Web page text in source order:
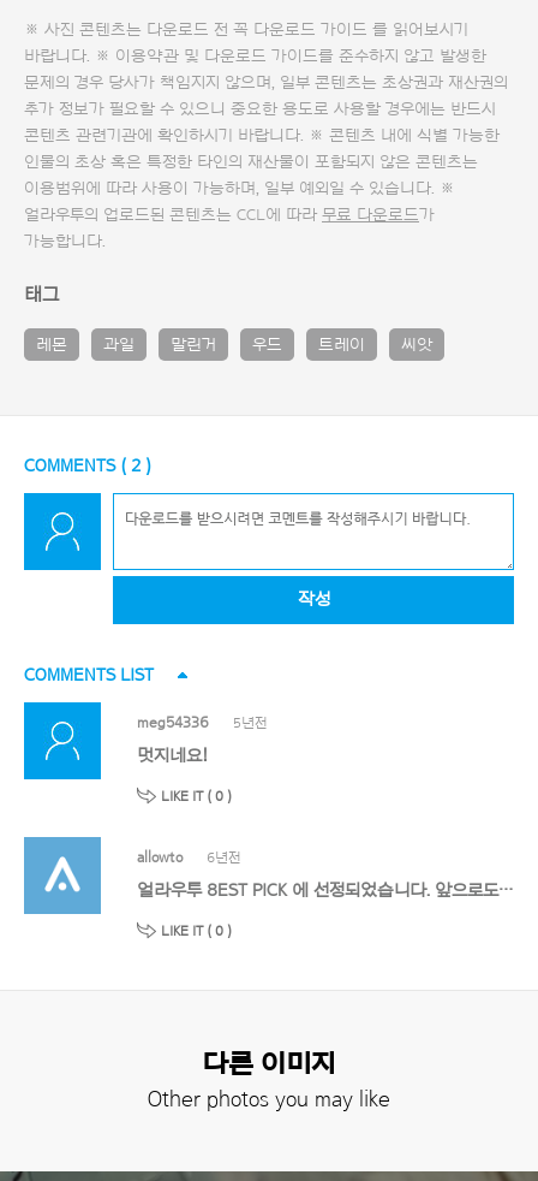
※ 사진 콘텐츠는 다운로드 전 꼭 다운로드 가이드 를 읽어보시기
바랍니다. ※ 이용약관 및 다운로드 가이드를 준수하지 않고 발생한
문제의 경우 당사가 책임지지 않으며, 일부 콘텐츠는 초상권과 재산권의
추가 정보가 필요할 수 있으니 중요한 용도로 사용할 경우에는 반드시
콘텐츠 관련기관에 확인하시기 바랍니다. ※ 콘텐츠 내에 식별 가능한
인물의 초상 혹은 특정한 타인의 재산물이 포함되지 않은 콘텐츠는
이용범위에 따라 사용이 가능하며, 일부 예외일 수 있습니다. ※
얼라우투의 업로드된 콘텐츠는 CCL에 따라 무료 다운로드가
가능합니다.
태그
레몬 과일 말린거 우드 트레이 씨앗
COMMENTS ( 2 )
작성
COMMENTS LIST
meg54336 5년전
멋지네요!
LIKE IT ( 0 )
allowto 6년전
얼라우투 8EST PICK 에 선정되었습니다. 앞으로도 멋진 작품 기대할게요!
LIKE IT ( 0 )
다른 이미지
Other photos you may like